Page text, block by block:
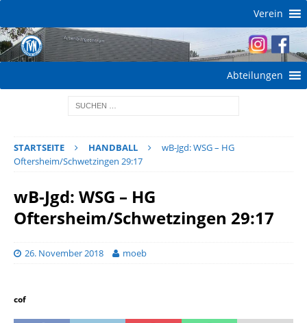
Verein
Abteilungen
STARTSEITE HANDBALL
wB-Jgd: WSG – HG
Oftersheim/Schwetzingen 29:17
wB-Jgd: WSG – HG
Oftersheim/Schwetzingen 29:17
26. November 2018 moeb
cof